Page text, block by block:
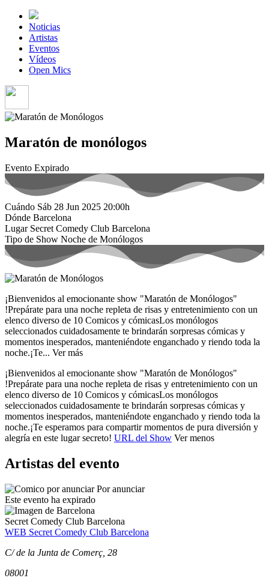
Noticias
Artistas
Eventos
Vídeos
Open Mics
Maratón de monólogos
Evento Expirado
Cuándo Sáb 28 Jun 2025 20:00h
Dónde Barcelona
Lugar Secret Comedy Club Barcelona
Tipo de Show Noche de Monólogos
¡Bienvenidos al emocionante show "Maratón de Monólogos"
!Prepárate para una noche repleta de risas y entretenimiento con un
elenco diverso de 10 Comicos y cómicasLos monólogos
seleccionados cuidadosamente te brindarán sorpresas cómicas y
momentos inesperados, manteniéndote enganchado y riendo toda la
noche.¡Te... Ver más
¡Bienvenidos al emocionante show "Maratón de Monólogos"
!Prepárate para una noche repleta de risas y entretenimiento con un
elenco diverso de 10 Comicos y cómicasLos monólogos
seleccionados cuidadosamente te brindarán sorpresas cómicas y
momentos inesperados, manteniéndote enganchado y riendo toda la
noche.¡Te esperamos para compartir momentos de pura diversión y
alegría en este lugar secreto! URL del Show Ver menos
Artistas del evento
Por anunciar
Este evento ha expirado
Secret Comedy Club Barcelona
WEB Secret Comedy Club Barcelona
C/ de la Junta de Comerç, 28
08001